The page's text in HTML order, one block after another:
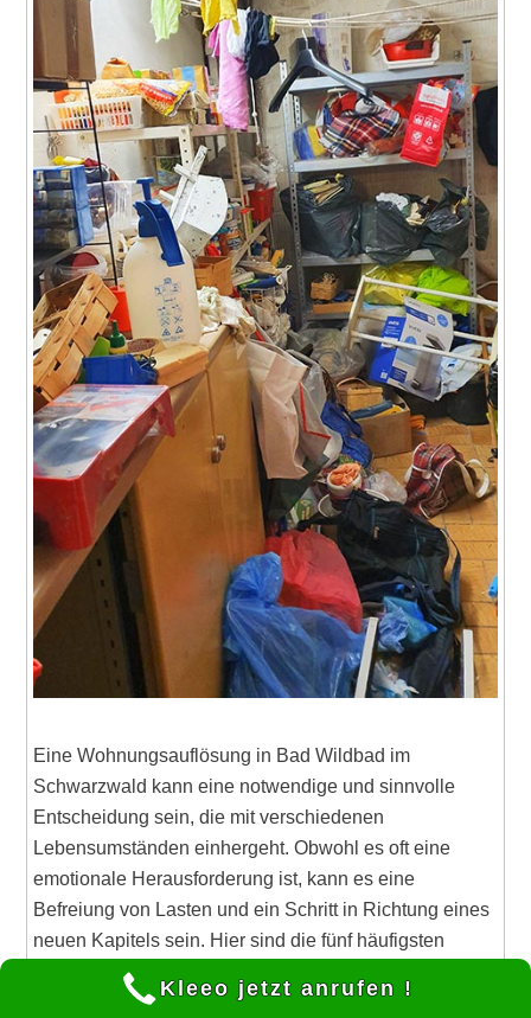
Eine Wohnungsauflösung in Bad Wildbad im
Schwarzwald kann eine notwendige und sinnvolle
Entscheidung sein, die mit verschiedenen
Lebensumständen einhergeht. Obwohl es oft eine
emotionale Herausforderung ist, kann es eine
Befreiung von Lasten und ein Schritt in Richtung eines
neuen Kapitels sein. Hier sind die fünf häufigsten
Gründe, warum Menschen sich für eine
Wohnungsauflösung entscheiden:
Kleeo jetzt anrufen !